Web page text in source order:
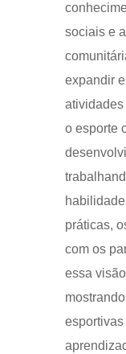
sociais e
expandir
atividades
o esporte
práticas,
com os
essa